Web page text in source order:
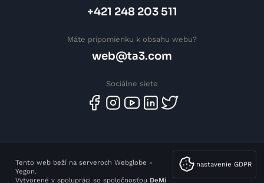
+421 248 203 511
Máte pripomienku k obsahu webu?
web@ta3.com
Sociálne siete
nastavenie GDPR
Tento web beží na serveroch Webglobe -
Yegon.
Vytvorené v spolupráci so spoločnosťou DeMi